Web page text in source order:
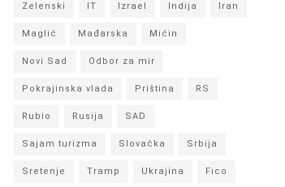
Zelenski IT Izrael Indija Iran
Maglić Mađarska Mićin
Novi Sad Odbor za mir
Pokrajinska vlada Priština RS
Rubio Rusija SAD
Sajam turizma Slovačka Srbija
Sretenje Tramp Ukrajina Fico